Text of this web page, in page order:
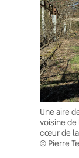
Une aire
voisine
cœur de la
© Pierre